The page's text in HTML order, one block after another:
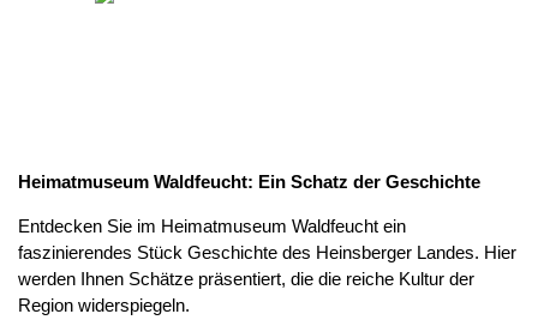
Heimatmuseum Waldfeucht: Ein Schatz der Geschichte
Entdecken Sie im Heimatmuseum Waldfeucht ein
faszinierendes Stück Geschichte des Heinsberger Landes. Hier
werden Ihnen Schätze präsentiert, die die reiche Kultur der
Region widerspiegeln.